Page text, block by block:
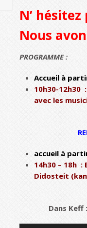
N’
Nous
PROGRAMME :
Accueil à
10h30-12h30 :
avec les
accueil à
14h30 – 18h :
Didosteit
Dans